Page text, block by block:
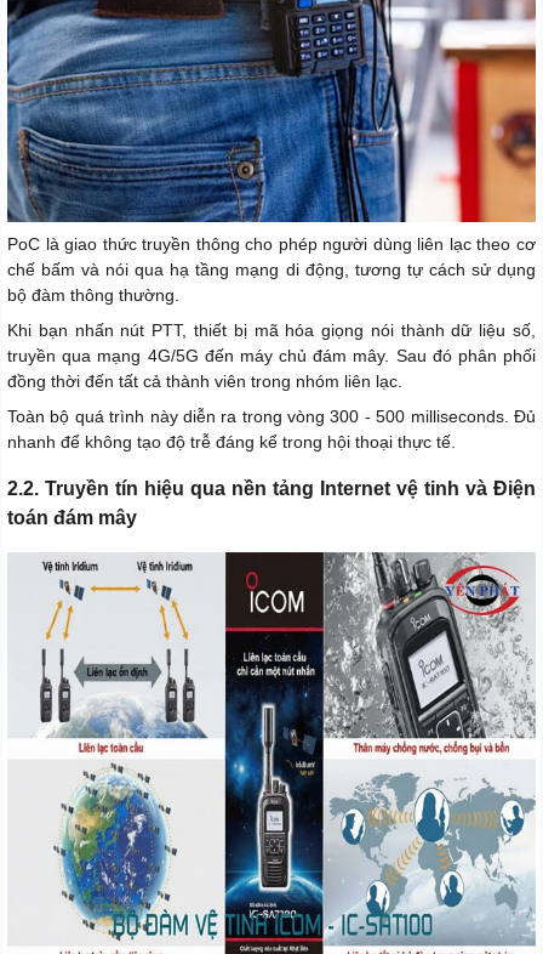
PoC là giao thức truyền thông cho phép người dùng liên lạc theo cơ
chế bấm và nói qua hạ tầng mạng di động, tương tự cách sử dụng
bộ đàm thông thường.
Khi bạn nhấn nút PTT, thiết bị mã hóa giọng nói thành dữ liệu số,
truyền qua mạng 4G/5G đến máy chủ đám mây. Sau đó phân phối
đồng thời đến tất cả thành viên trong nhóm liên lạc.
Toàn bộ quá trình này diễn ra trong vòng 300 - 500 milliseconds. Đủ
nhanh để không tạo độ trễ đáng kể trong hội thoại thực tế.
2.2. Truyền tín hiệu qua nền tảng Internet vệ tinh và Điện
toán đám mây